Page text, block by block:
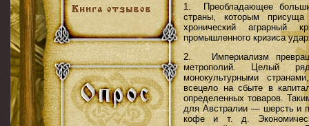
1. Преобладающее
страны, которым присуща
хронический аграрный
промышленного кризиса
2. Империализм
метрополий. Целый
монокультурными
всецело на сбыте в
определенных товаров.
для Австралии — шерсть и
кофе и т. д.